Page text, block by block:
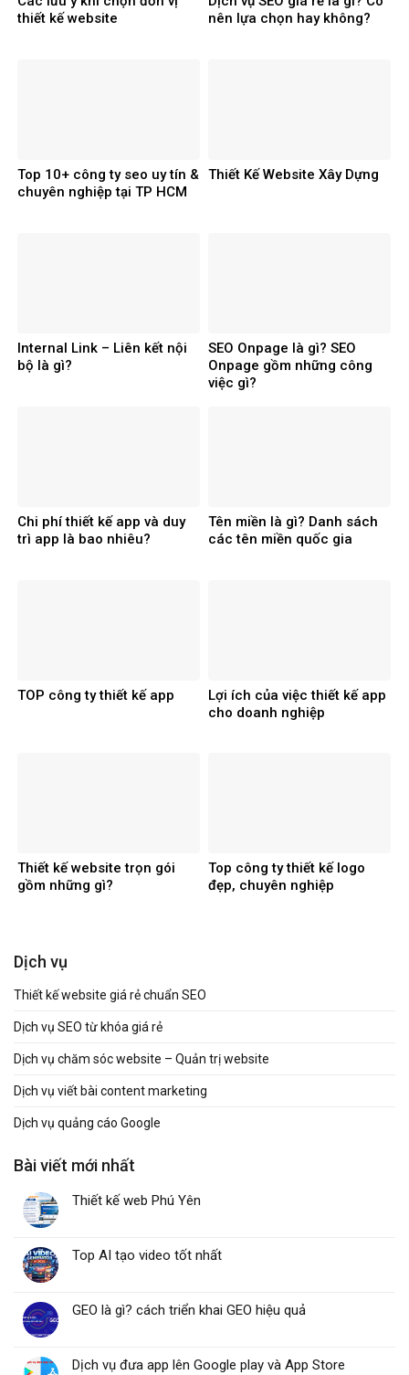
thiết kế website
nên lựa chọn hay không?
Top 10+ công ty seo uy tín &
chuyên nghiệp tại TP HCM
Thiết Kế Website Xây Dựng
Internal Link – Liên kết nội
bộ là gì?
SEO Onpage là gì? SEO
Onpage gồm những công
việc gì?
Chi phí thiết kế app và duy
trì app là bao nhiêu?
Tên miền là gì? Danh sách
các tên miền quốc gia
TOP công ty thiết kế app
Lợi ích của việc thiết kế app
cho doanh nghiệp
Thiết kế website trọn gói
gồm những gì?
Top công ty thiết kế logo
đẹp, chuyên nghiệp
Dịch vụ
Thiết kế website giá rẻ chuẩn SEO
Dịch vụ SEO từ khóa giá rẻ
Dịch vụ chăm sóc website – Quản trị website
Dịch vụ viết bài content marketing
Dịch vụ quảng cáo Google
Bài viết mới nhất
Thiết kế web Phú Yên
Top AI tạo video tốt nhất
GEO là gì? cách triển khai GEO hiệu quả
Dịch vụ đưa app lên Google play và App Store